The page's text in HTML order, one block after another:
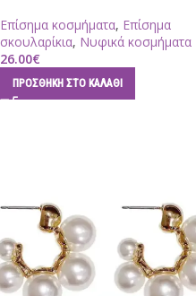
Επίσημα κοσμήματα, Επίσημα
σκουλαρίκια, Νυφικά κοσμήματα
26.00€
ΠΡΟΣΘΉΚΗ ΣΤΟ ΚΑΛΆΘΙ